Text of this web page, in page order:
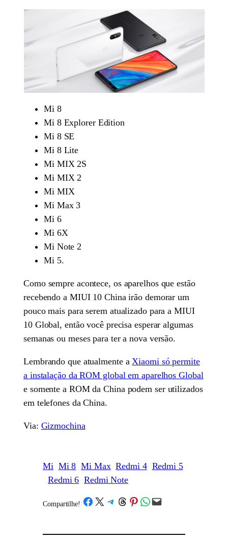
Mi 8
Mi 8 Explorer Edition
Mi 8 SE
Mi 8 Lite
Mi MIX 2S
Mi MIX 2
Mi MIX
Mi Max 3
Mi 6
Mi 6X
Mi Note 2
Mi 5.
Como sempre acontece, os aparelhos que estão
recebendo a MIUI 10 China irão demorar um
pouco mais para serem atualizado para a MIUI
10 Global, então você precisa esperar algumas
semanas ou meses para ter a nova versão.
Lembrando que atualmente aXiaomi só permite
a instalação da ROM global em aparelhos Global
e somente a ROM da China podem ser utilizados
em telefones da China.
Via: Gizmochina
Mi Mi 8 Mi Max Redmi 4 Redmi 5
Redmi 6 Redmi Note
Compartilhe!/Share on Facebook
Share on X Share on Telegram
Share on Threads
Share on Pinterest
Share on WhatsApp
Email this Page